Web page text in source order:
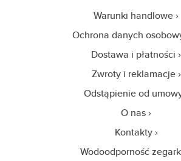
Warunki handlowe
Ochrona danych
Dostawa i płatności
Zwroty i reklamacje
Odstąpienie od
O nas
Kontakty
Wodoodporność